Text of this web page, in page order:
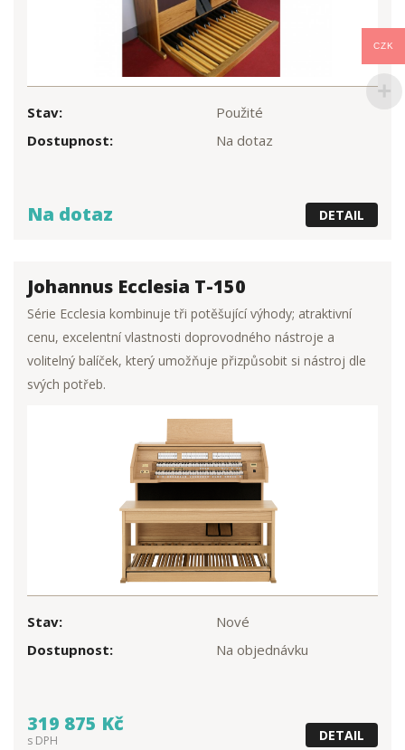
Stav:
Použité
Dostupnost:
Na dotaz
Na dotaz DETAIL
Johannus Ecclesia T-150
Série Ecclesia kombinuje tři potěšující výhody; atraktivní
cenu, excelentní vlastnosti doprovodného nástroje a
volitelný balíček, který umožňuje přizpůsobit si nástroj dle
svých potřeb.
Stav:
Nové
Dostupnost:
Na objednávku
319 875 Kč
s DPH DETAIL
CZK